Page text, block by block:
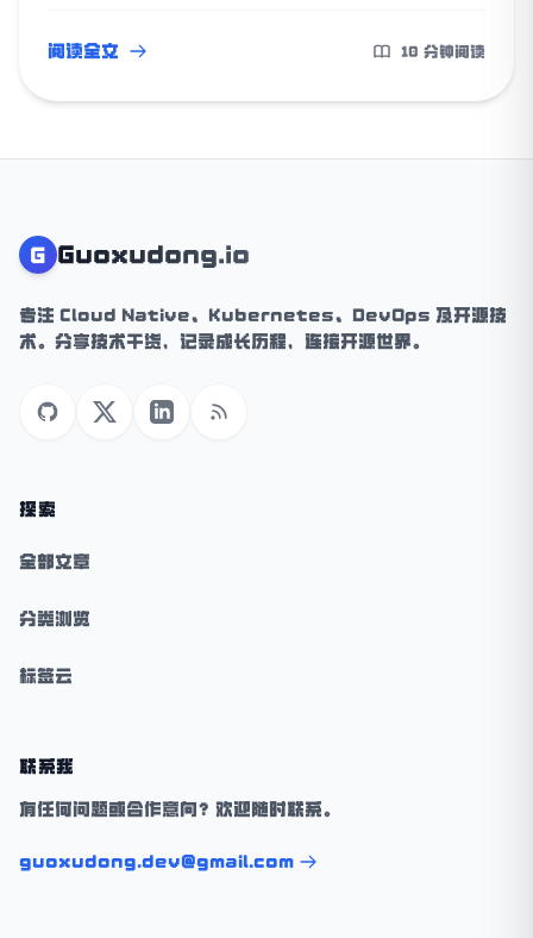
阅读全文 10 分钟阅读
G Guoxudong.io
专注 Cloud Native、Kubernetes、DevOps 及开源技
术。分享技术干货，记录成长历程，连接开源世界。
GitHubX (Twitter)
LinkedIn
RSS
探索
全部文章
分类浏览
标签云
联系我
有任何问题或合作意向？欢迎随时联系。
guoxudong.dev@gmail.com